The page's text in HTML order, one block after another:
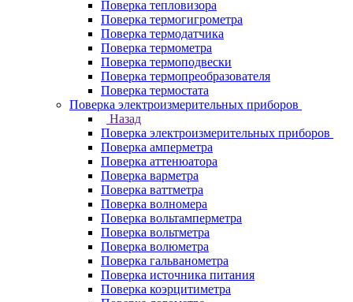
Поверка тепловизора
Поверка термогигрометра
Поверка термодатчика
Поверка термометра
Поверка термоподвески
Поверка термопреобразователя
Поверка термостата
Поверка электроизмерительных приборов
Назад
Поверка электроизмерительных приборов
Поверка амперметра
Поверка аттенюатора
Поверка варметра
Поверка ваттметра
Поверка волномера
Поверка вольтамперметра
Поверка вольтметра
Поверка волюметра
Поверка гальванометра
Поверка источника питания
Поверка коэрцитиметра